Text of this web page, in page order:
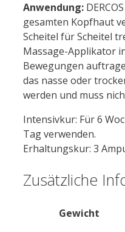
Anwendung:
gesamten Kopfhaut
Scheitel für Scheitel
Massage-Applikator
Bewegungen
das nasse oder
werden und muss
Intensivkur: Für 6
Tag verwenden.
Erhaltungskur: 3
Zusätzliche
Gewicht